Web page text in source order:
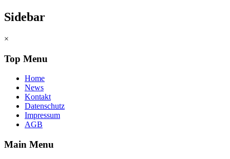
Sidebar
×
Top Menu
Home
News
Kontakt
Datenschutz
Impressum
AGB
Main Menu